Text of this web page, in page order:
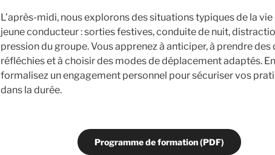
L’après-midi, nous explorons des situations typiques de la vie
jeune conducteur : sorties festives, conduite de nuit,
pression du groupe. Vous apprenez à anticiper, à prendre des
réfléchies et à choisir des modes de déplacement adaptés.
formalisez un engagement personnel pour sécuriser vos
dans la durée.
Programme de formation (PDF)